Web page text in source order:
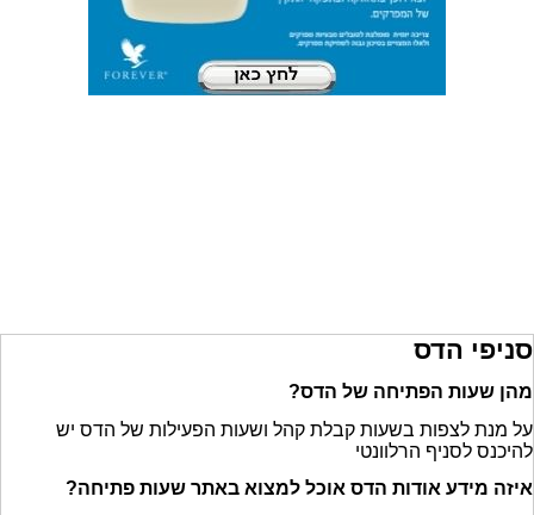
סניפי הדס
מהן שעות הפתיחה של הדס?
על מנת לצפות בשעות קבלת קהל ושעות הפעילות של הדס יש
להיכנס לסניף הרלוונטי
איזה מידע אודות הדס אוכל למצוא באתר שעות פתיחה?